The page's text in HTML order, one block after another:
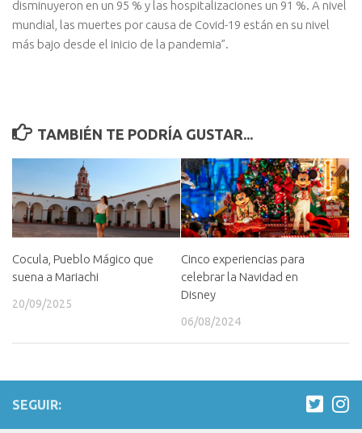
disminuyeron en un 95 % y las hospitalizaciones un 91 %. A nivel
mundial, las muertes por causa de Covid-19 están en su nivel
más bajo desde el inicio de la pandemia”.
TAMBIÉN TE PODRÍA GUSTAR...
Cocula, Pueblo Mágico que
suena a Mariachi
20/09/2025
Cinco experiencias para
celebrar la Navidad en
Disney
06/08/2024
SEGUIR: